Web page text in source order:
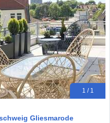
1 / 1
Gliesmarode